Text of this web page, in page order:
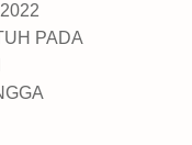
PADA